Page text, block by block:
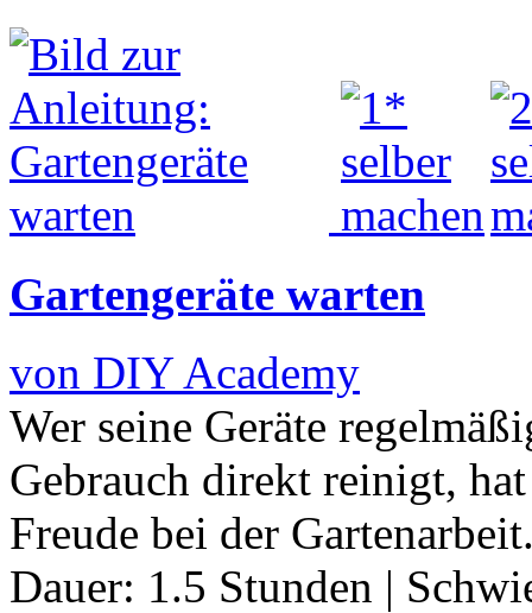
Gartengeräte warten
von DIY Academy
Wer seine Geräte
Gebrauch direkt reinigt,
Freude bei der
Dauer: 1.5 Stunden |